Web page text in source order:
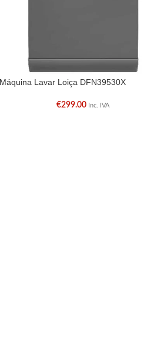
Máquina Lavar Loiça DFN39530X
€299.00 Inc. IVA